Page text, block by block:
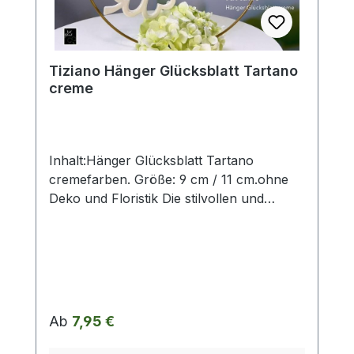
entsprechen der Herstellerangabe von
Tiziano und sind ca-Werte. Eventuelle
Besonderheiten oder Abweichungen
werden gesondert in der
Artikelbeschreibung beschrieben.
Tiziano Hänger Glücksblatt Tartano
creme
Inhalt:Hänger Glücksblatt Tartano
cremefarben. Größe: 9 cm / 11 cm.ohne
Deko und Floristik Die stilvollen und
Teelichtern und Vasen schaffen
Regulärer Preis:
Ab 7,95 €